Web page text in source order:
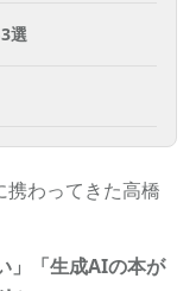
選
わってきた高橋
」「生成AIの本が